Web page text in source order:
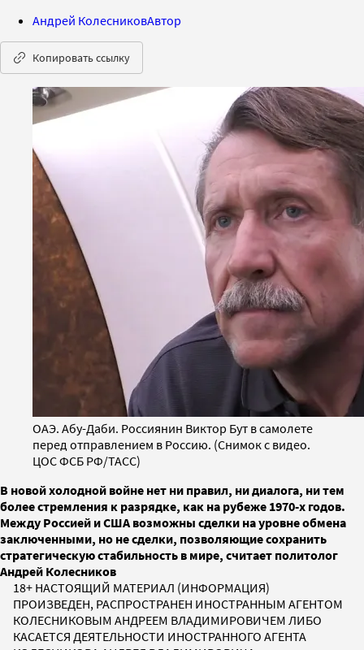
Андрей КолесниковАвтор
Копировать ссылку
ОАЭ. Абу-Даби. Россиянин Виктор Бут в самолете
перед отправлением в Россию. (Снимок с видео.
ЦОС ФСБ РФ/ТАСС)
В новой холодной войне нет ни правил, ни диалога, ни тем
более стремления к разрядке, как на рубеже 1970-х годов.
Между Россией и США возможны сделки на уровне обмена
заключенными, но не сделки, позволяющие сохранить
стратегическую стабильность в мире, считает политолог
Андрей Колесников
18+ НАСТОЯЩИЙ МАТЕРИАЛ (ИНФОРМАЦИЯ)
ПРОИЗВЕДЕН, РАСПРОСТРАНЕН ИНОСТРАННЫМ АГЕНТОМ
КОЛЕСНИКОВЫМ АНДРЕЕМ ВЛАДИМИРОВИЧЕМ ЛИБО
КАСАЕТСЯ ДЕЯТЕЛЬНОСТИ ИНОСТРАННОГО АГЕНТА